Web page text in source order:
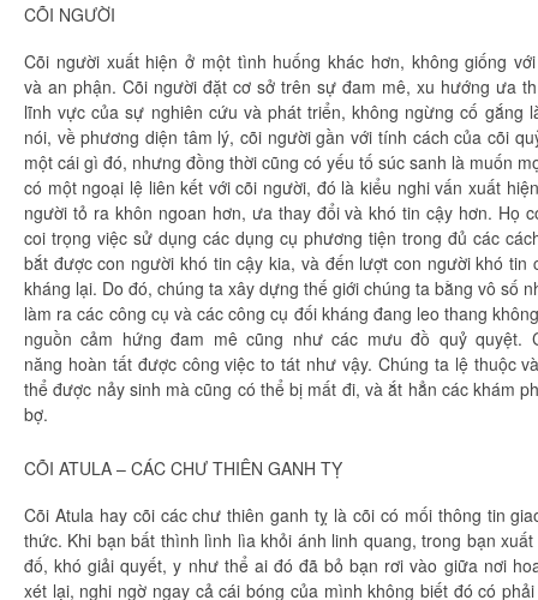
CÕI NGƯỜI
Cõi người xuất hiện ở một tình huống khác hơn, không giống
và an phận. Cõi ngườiđặt cơ sở trên sự đam mê, xu hướng ưa
lĩnh vực của sự nghiên cứu và phát triển, không ngừngcố gắng
nói, vềphương diện tâm lý,cõi ngườigần với tính cách của cõi
một cái gì đó, nhưngđồng thời cũng cóyếu tố súc sanh là muốn
có một ngoại lệ liên kết với cõi người, đó là kiểu nghi vấn xuất hiện
người tỏ ra khôn ngoan hơn, ưa thay đổi và khótin cậy hơn. Họ
coi trọng việc sử dụng các dụng cụ phương tiện trong đủ các
bắt đượccon người khó tin cậy kia, và đến lượt con ngườikhótin
kháng lại. Do đó,chúng ta xây dựng thế giới chúng ta bằngvô số
làm ra các công cụ và các công cụ đối kháng đang leo thang
nguồncảm hứng đam mêcũng như các mưu đồ quỷ quyệt.
năng hoàn tấtđược công việc to tát như vậy. Chúng ta lệ thuộc
thể được nảy sinh mà cũng có thể bị mất đi, và ắt hẳn cáckhám
bợ.
CÕI ATULA – CÁC CHƯ THIÊN GANH TỴ
Cõi Atula hay cõi cácchư thiên ganh tỵ là cõi có mối thông tin
thức. Khi bạn bất thình lình lìa khỏi ánh linh quang, trong bạn xuất
đố, khógiải quyết,y nhưthể ai đó đã bỏ bạn rơi vào giữa nơi
xét lại, nghi ngờ ngay cả cái bóng của mình không biết đó có